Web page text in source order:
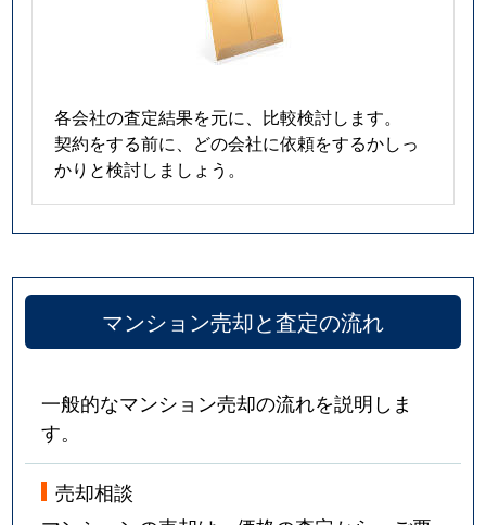
各会社の査定結果を元に、比較検討します。
契約をする前に、どの会社に依頼をするかしっ
かりと検討しましょう。
マンション売却と査定の流れ
一般的なマンション売却の流れを説明しま
す。
売却相談